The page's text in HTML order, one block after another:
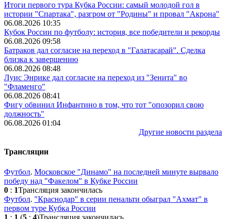
Итоги первого тура Кубка России: самый молодой гол в
истории "Спартака", разгром от "Родины" и провал "Акрона"
06.08.2026 10:35
Кубок России по футболу: история, все победители и рекорды
06.08.2026 09:58
Батраков дал согласие на переход в "Галатасарай". Сделка
близка к завершению
06.08.2026 08:48
Луис Энрике дал согласие на переход из "Зенита" во
"Фламенго"
06.08.2026 08:41
Фигу обвинил Инфантино в том, что тот "опозорил свою
должность"
06.08.2026 01:04
Другие новости раздела
Трансляции
Футбол. Московское "Динамо" на последней минуте вырвало
победу над "Факелом" в Кубке России
0 : 1Трансляция закончилась
Футбол. "Краснодар" в серии пенальти обыграл "Ахмат" в
первом туре Кубка России
1 : 1 (5 : 4)Трансляция закончилась